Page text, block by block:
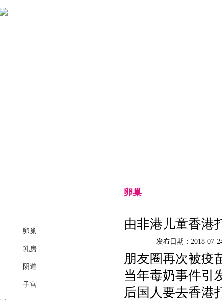
卵巢
乳房
阴道
子宫
卵巢
由非港儿童香港
发布日期：2018-07-
朋友圈再次被疫
当年毒奶事件引
后国人要去香港